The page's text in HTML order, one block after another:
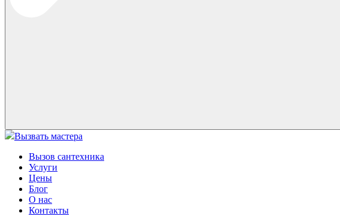
Вызвать мастера
Вызов сантехника
Услуги
Цены
Блог
О нас
Контакты